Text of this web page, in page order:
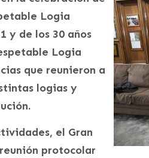
Logia
y de los 30 años
Logia
que reunieron a
logias y
el Gran
protocolar